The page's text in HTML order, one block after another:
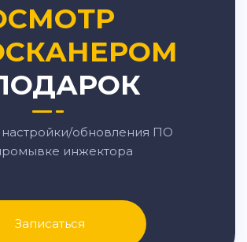
настройки/обновления ПО
инжектора
Записаться